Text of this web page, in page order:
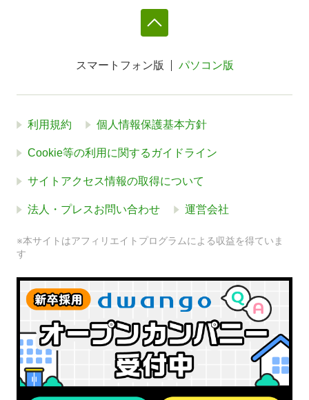
スマートフォン版 パソコン版
利用規約 個人情報保護基本方針
Cookie等の利用に関するガイドライン
サイトアクセス情報の取得について
法人・プレスお問い合わせ 運営会社
※本サイトはアフィリエイトプログラムによる収益を得ていま
す